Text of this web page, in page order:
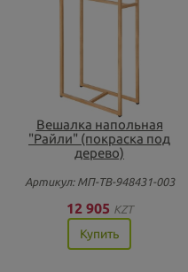
Вешалка напольная
"Райли" (покраска под
дерево)
Артикул: МП-ТВ-948431-003
12 905 KZT
Купить